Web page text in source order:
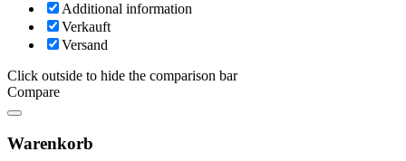
Additional information
Verkauft
Versand
Click outside to hide the comparison bar
Compare
Warenkorb